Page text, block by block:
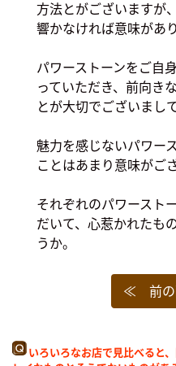
方法とがございますが
響かなければ意味があ
パワーストーンをご自
っていただき、前向き
とが大切でございまして
魅力を感じないパワー
ことはあまり意味がご
それぞれのパワースト
だいて、心惹かれたも
うか。
≪ 前の
いろいろなお店で見比べると